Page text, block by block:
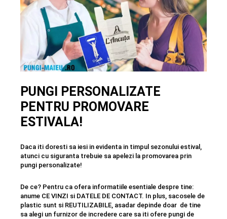
PUNGI PERSONALIZATE
PENTRU PROMOVARE
ESTIVALA!
Daca iti doresti sa iesi in evidenta in timpul sezonului estival,
atunci cu siguranta trebuie sa apelezi la promovarea prin
pungi personalizate!
De ce? Pentru ca ofera informatiile esentiale despre tine:
anume CE VINZI si DATELE DE CONTACT. In plus, sacosele de
plastic sunt si REUTILIZABILE, asadar depinde doar de tine
sa alegi un furnizor de incredere care sa iti ofere pungi de